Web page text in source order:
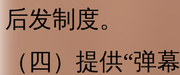
后发制度。
（四）提供“弹